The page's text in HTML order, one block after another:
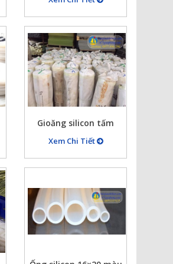
Gioăng silicon tấm
trắng chịu nhiệt dạng
cuộn 50-60 kg dày 1
Xem Chi Tiết